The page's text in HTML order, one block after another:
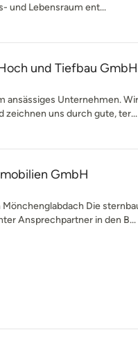
und Lebensraum ent...
und Tiefbau GmbH
ansässiges Unternehmen.
zeichnen uns durch gute, ter...
GmbH
Die
Ansprechpartner in den B...